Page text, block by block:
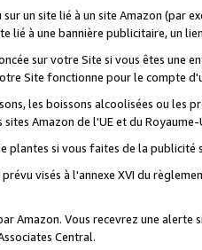
un site lié à un site Amazon (par
lié à une bannière publicitaire, un
sur votre Site si vous êtes une
Site fonctionne pour le compte
les boissons alcoolisées ou les
Amazon de l'UE et du Royaume-
plantes si vous faites de la publicité
visés à l'annexe XVI du
Amazon. Vous recevrez une alerte
Central.